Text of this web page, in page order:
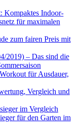
Kompaktes Indoor-
für maximalen
zum fairen Preis mit
2019) – Das sind die
für Ausdauer,
Vergleich und
im Vergleich
für den Garten im